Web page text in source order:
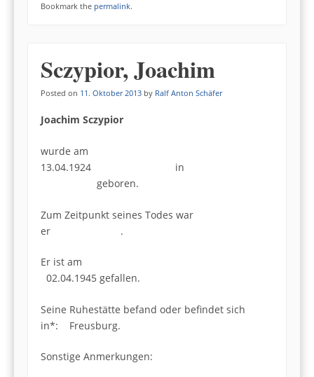
Bookmark the permalink.
Sczypior, Joachim
Posted on 11. Oktober 2013 by Ralf Anton Schäfer
Joachim Sczypior
wurde am
13.04.1924 in
geboren.
Zum Zeitpunkt seines Todes war
er .
Er ist am
02.04.1945 gefallen.
Seine Ruhestätte befand oder befindet sich
in*: Freusburg.
Sonstige Anmerkungen: